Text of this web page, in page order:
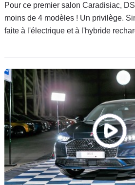
Pour ce premier salon Caradisiac,
moins de 4 modèles ! Un privilège.
faite à l'électrique et à l'hybride
ensemble va découvrir pour la